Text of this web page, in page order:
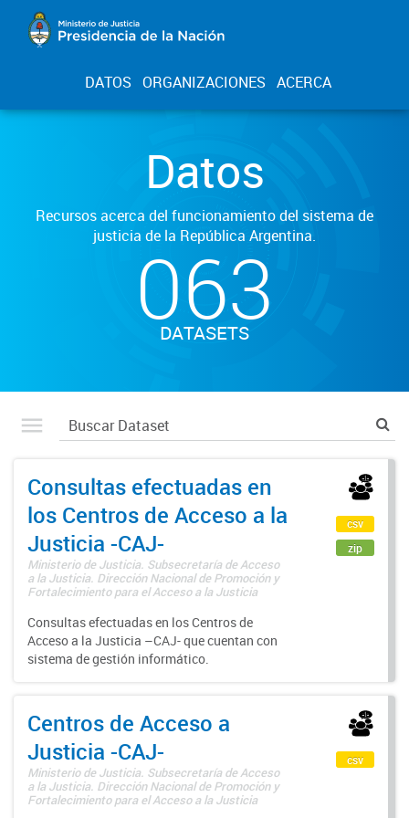
DATOS ORGANIZACIONES ACERCA
Datos
Recursos acerca del funcionamiento del sistema de
justicia de la República Argentina.
063
DATASETS
Consultas efectuadas en
los Centros de Acceso a la
Justicia -CAJ-
Ministerio de Justicia. Subsecretaría de Acceso
a la Justicia. Dirección Nacional de Promoción y
Fortalecimiento para el Acceso a la Justicia
Consultas efectuadas en los Centros de
Acceso a la Justicia –CAJ- que cuentan con
sistema de gestión informático.
csv
zip
Centros de Acceso a
Justicia -CAJ-
Ministerio de Justicia. Subsecretaría de Acceso
a la Justicia. Dirección Nacional de Promoción y
Fortalecimiento para el Acceso a la Justicia
csv